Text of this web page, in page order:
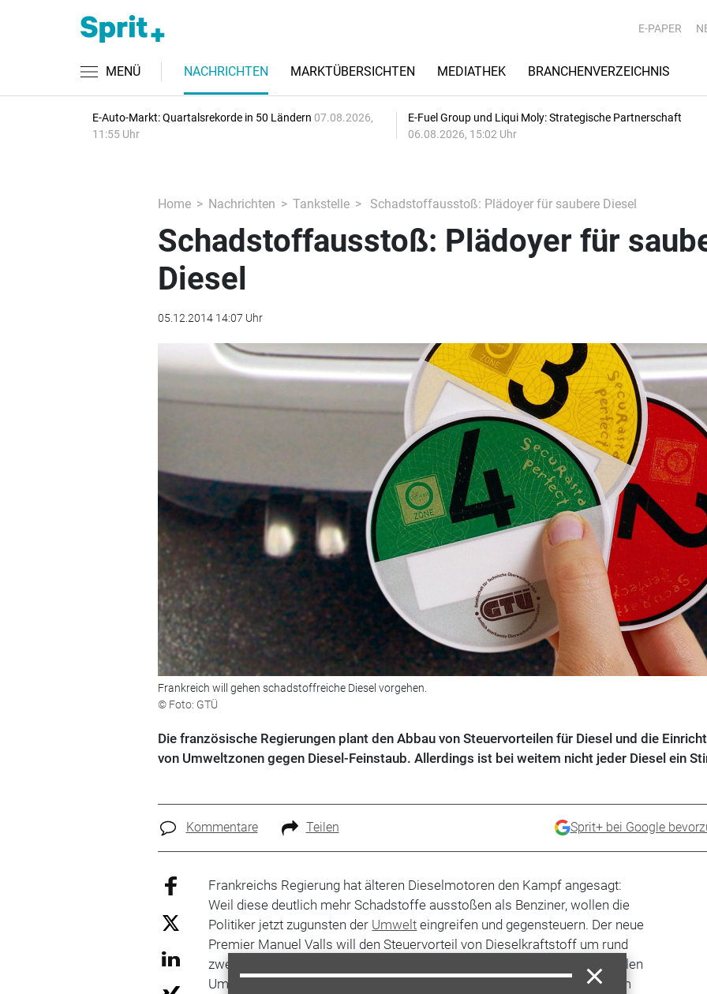
E-PAPER
MENÜ NACHRICHTEN MARKTÜBERSICHTEN MEDIATHEK BRANCHENVERZEICHNIS
E-Auto-Markt: Quartalsrekorde in 50 Ländern 07.08.2026,
11:55 Uhr
E-Fuel Group und Liqui Moly: Strategische Partnerschaft
06.08.2026, 15:02 Uhr
Home Nachrichten Tankstelle Schadstoffausstoß: Plädoyer für saubere Diesel
Schadstoffausstoß: Plädoyer für
Diesel
05.12.2014 14:07 Uhr
Frankreich will gehen schadstoffreiche Diesel vorgehen.
© Foto: GTÜ
Die französische Regierungen plant den Abbau von Steuervorteilen für Diesel und die
von Umweltzonen gegen Diesel-Feinstaub. Allerdings ist bei weitem nicht jeder Diesel ein
Kommentare Teilen Sprit+ bei Google
Frankreichs Regierung hat älteren Dieselmotoren den Kampf angesagt:
Weil diese deutlich mehr Schadstoffe ausstoßen als Benziner, wollen die
Politiker jetzt zugunsten der Umwelt eingreifen und gegensteuern. Der neue
Premier Manuel Valls will den Steuervorteil von Dieselkraftstoff um rund
zwei Cent pro Liter reduzieren. Und ähnlich wie in deutschen Städten sollen
Umweltzonen gegen üble Stinker eingerichtet werden. Und das betrifft im